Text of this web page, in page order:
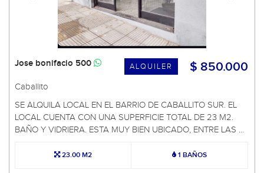
$ 850.000
ALQUILER
Jose bonifacio 500
Caballito
SE ALQUILA LOCAL EN EL BARRIO DE CABALLITO SUR. EL
LOCAL CUENTA CON UNA SUPERFICIE TOTAL DE 23 M2.
BAÑO Y VIDRIERA. ESTA MUY BIEN UBICADO, ENTRE LAS ...
23.00 M2 1 BAÑOS